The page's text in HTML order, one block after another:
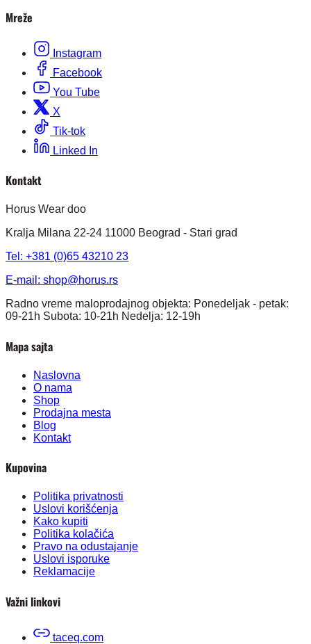
Mreže
Instagram
Facebook
You Tube
X
Tik-tok
Linked In
Kontakt
Horus Wear doo
Kralja Milana 22-24 11000 Beograd - Stari grad
Tel: +381 (0)65 43210 23
E-mail: shop@horus.rs
Radno vreme maloprodajnog objekta: Ponedeljak - petak:
09-21h Subota: 10-21h Nedelja: 12-19h
Mapa sajta
Naslovna
O nama
Shop
Prodajna mesta
Blog
Kontakt
Kupovina
Politika privatnosti
Uslovi korišćenja
Kako kupiti
Politika kolačića
Pravo na odustajanje
Uslovi isporuke
Reklamacije
Važni linkovi
taceq.com